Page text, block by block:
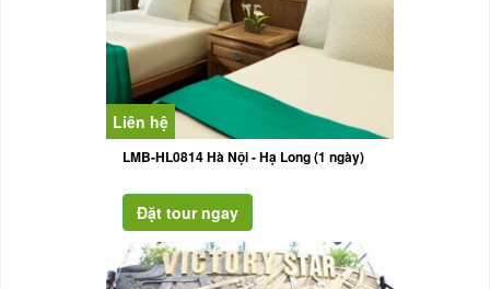
Liên hệ
LMB-HL0814 Hà Nội - Hạ Long (1 ngày)